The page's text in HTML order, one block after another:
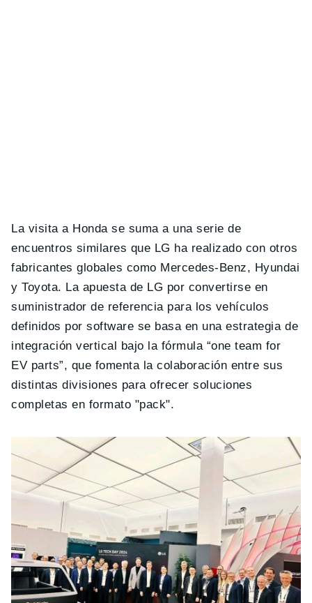
La visita a Honda se suma a una serie de
encuentros similares que LG ha realizado con otros
fabricantes globales como Mercedes-Benz, Hyundai
y Toyota. La apuesta de LG por convertirse en
suministrador de referencia para los vehículos
definidos por software se basa en una estrategia de
integración vertical bajo la fórmula “one team for
EV parts”, que fomenta la colaboración entre sus
distintas divisiones para ofrecer soluciones
completas en formato "pack".